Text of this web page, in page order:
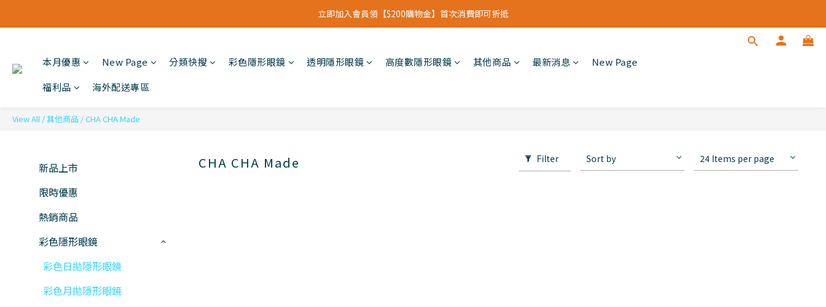
立即加入會員領【$200購物金】首次消費即可折抵
立即加入會員領【$200購物金】首次消費即可折抵
立即加入會員領【$200購物金】首次消費即可折抵
本月優惠 New Page 分類快搜 彩色隱形眼鏡 透明隱形眼鏡 高度數隱形眼鏡 其他商品 最新消息
New Page
福利品
海外配送專區
View All /其他商品 /CHA CHA Made
新品上市
限時優惠
熱銷商品
彩色隱形眼鏡
彩色日拋隱形眼鏡
彩色月拋隱形眼鏡
CHA CHA Made Filter Sort by 24 Items per page